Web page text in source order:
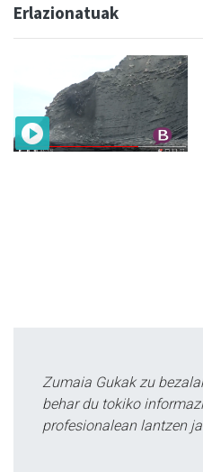
Erlazionatuak
Zumaia Gukak zu
behar du tokiko
profesionalean lantzen